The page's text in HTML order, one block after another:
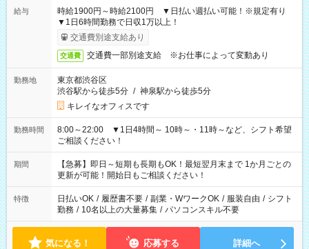
給与
時給1900円～時給2100円 ▼日払い週払い可能！※規定有り
▼1日6時間勤務で日収1万以上！
交通費別途支給あり
交通費 交通費一部別途支給 ※お仕事によって変動あり
勤務地
東京都渋谷区
渋谷駅から徒歩5分 / 神泉駅から徒歩5分
キレイなオフィスです
勤務時間
8:00～22:00 ▼1日4時間～ 10時～・11時～など、シフト希望
ご相談ください！
期間
【急募】即日～短期も長期もOK！最短翌月末まで 1か月ごとの
更新が可能！開始日もご相談ください！
特徴 日払いOK / 履歴書不要 / 副業・WワークOK / 服装自由 / シフト
勤務 / 10名以上の大量募集 / パソコンスキル不要
気になる！ 応募する 詳細へ